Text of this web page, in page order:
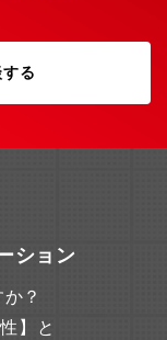
る
ション
？
】と